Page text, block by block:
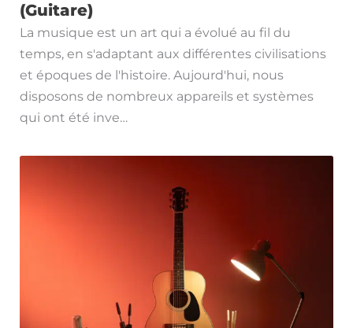
(Guitare)
La musique est un art qui a évolué au fil du
temps, en s'adaptant aux différentes civilisations
et époques de l'histoire. Aujourd'hui, nous
disposons de nombreux appareils et systèmes
qui ont été inve…